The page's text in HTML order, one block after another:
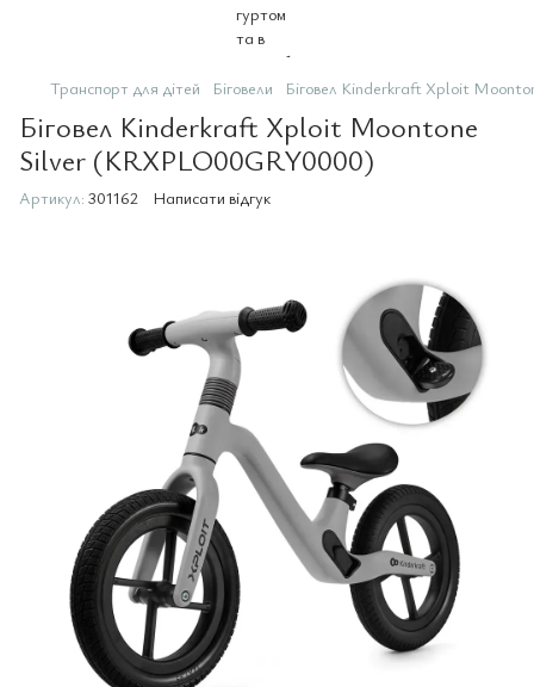
Транспорт для дітей Біговели Біговел Kinderkraft Xploit
Біговел Kinderkraft Xploit Moontone
Silver (KRXPLO00GRY0000)
Артикул: 301162 Написати відгук